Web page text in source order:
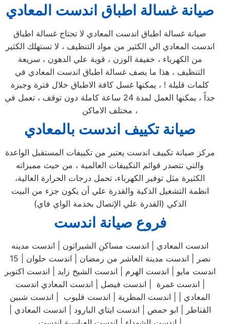
صيانة غسالة اطباق اندست المعادي
صيانة غسالة اطباق اندست المعادي لا تحتاج غسالة اطباق
اندست المعادي الي الكثير من مواد التنظيف ، لا تستهلك الكثير
من الكهرباء ، خفيفة الوزن ، قوية علي الدهون ، سريعة
التنظيف ، هذا ما يصف غسالة اطباق اندست المعادي في
كلمات قليلة ! ، يمكنها غسل كافة الاطباق خلال فترة وجيزة
جداً ، يمكنها العمل لمدة 24 ساعة كاملة دون توقف ، تعمل في
مختلف الاماكن ،
صيانة تكييف اندست بالمعادي
مركز صيانة تكييف اندست يعتبر من تكييفات المستقبل الواعدة
والتي تتصدر قوائم التكييفات العالمية ، من حيث مميزاته
الكثيرة مثل توفير الكهرباء، تحمل درجات الحرارة العالية،
انظمة التشغيل الذكية والقدرة علي أن يكون جزء من البيت
الذكي (القدرة علي الإتصال بخدمة الواي فاي)
فروع صيانة اندست
اندست المعادي | اندست مساكن الشيراتون | اندست مدينه
نصر | اندست مدينة العاشر من رمضان | اندست حلوان | 15
اندست مايو | اندست الهرم | اندست الشيخ زايد | اندست اكتوبر
| اندست غمرة | اندست فيصل | اندست المعادي اندست
المعادي | | اندست المطرية | اندست قليوب | اندست شبين
القناطر | ابو حمص | اندست ايتاي البارود | اندست المعادي |